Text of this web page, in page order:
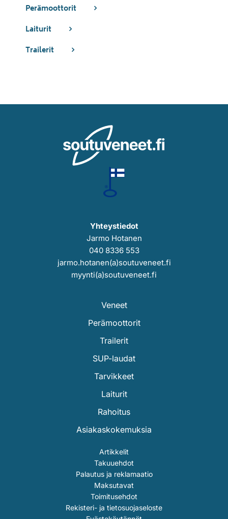
Perämoottorit
Laiturit
Trailerit
Yhteystiedot
Jarmo Hotanen
040 8336 553
jarmo.hotanen(a)soutuveneet.fi
myynti(a)soutuveneet.fi
Veneet
Perämoottorit
Trailerit
SUP-laudat
Tarvikkeet
Laiturit
Rahoitus
Asiakaskokemuksia
Artikkelit
Takuuehdot
Palautus ja reklamaatio
Maksutavat
Toimitusehdot
Rekisteri- ja tietosuojaseloste